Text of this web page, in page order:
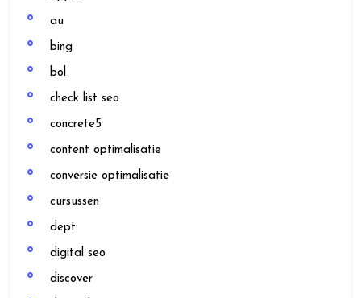
au
bing
bol
check list seo
concrete5
content optimalisatie
conversie optimalisatie
cursussen
dept
digital seo
discover